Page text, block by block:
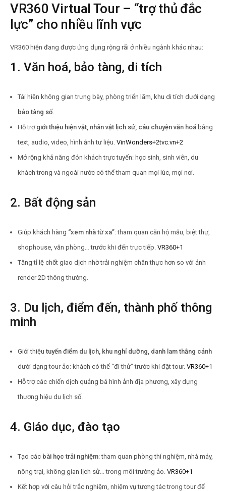
VR360 Virtual Tour – “trợ thủ đắc
lực” cho nhiều lĩnh vực
VR360 hiện đang được ứng dụng rộng rãi ở nhiều ngành khác nhau:
1. Văn hoá, bảo tàng, di tích
Tái hiện không gian trưng bày, phòng triển lãm, khu di tích dưới dạng
bảo tàng số
Hỗ trợ giới thiệu hiện vật, nhân vật lịch sử, câu chuyện văn hoá bằng
text, audio, video, hình ảnh tư liệu. VinWonders+2tvc.vn+2
Mở rộng khả năng đón khách trực tuyến: học sinh, sinh viên, du
khách trong và ngoài nước có thể tham quan mọi lúc, mọi nơi.
2. Bất động sản
Giúp khách hàng “xem nhà từ xa”: tham quan căn hộ mẫu, biệt thự,
shophouse, văn phòng… trước khi đến trực tiếp. VR360+1
Tăng tỉ lệ chốt giao dịch nhờ trải nghiệm chân thực hơn so với ảnh
render 2D thông thường.
3. Du lịch, điểm đến, thành phố thông
minh
Giới thiệu tuyến điểm du lịch, khu nghỉ dưỡng, danh lam thắng cảnh
dưới dạng tour ảo: khách có thể “đi thử” trước khi đặt tour. VR360+1
Hỗ trợ các chiến dịch quảng bá hình ảnh địa phương, xây dựng
thương hiệu du lịch số.
4. Giáo dục, đào tạo
Tạo các bài học trải nghiệm: tham quan phòng thí nghiệm, nhà máy,
nông trại, không gian lịch sử… trong môi trường ảo. VR360+1
Kết hợp với câu hỏi trắc nghiệm, nhiệm vụ tương tác trong tour để